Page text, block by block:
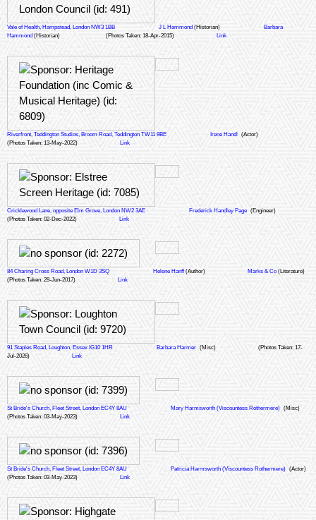
Vale of Health, Hampstead, London NW3 1BB J L Hammond (Historian)
Barbara
Hammond (Historian) (Photos Taken: 18-Apr-2015) Link
Riverfront, Teddington Studios, Broom Road, Teddington TW11 9BE Irene Handl
(Actor)
(Photos Taken: 13-May-2022)
Link
Cricklewood Lane, opposite Elm Grove, London NW2 3AE Frederick Handley Page (Engineer)
(Photos Taken: 02-Dec-2022)
Link
84 Charing Cross Road, London W1D 3SQ Helene Hanff(Author) Marks & Co (Literature)
(Photos Taken: 29-Jun-2017)
Link
91 Staples Road, Loughton, Essex IG10 1HR Barbara Harmer (Misc)
(Photos Taken: 17-
Jul-2026)
Link
St Bride's Church, Fleet Street, London EC4Y 8AU Mary Harmsworth (Viscountess Rothermere) (Misc)
(Photos Taken: 03-May-2023)
Link
St Bride's Church, Fleet Street, London EC4Y 8AU Patricia Harmsworth (Viscountess Rothermere) (Actor)
(Photos Taken: 03-May-2023)
Link